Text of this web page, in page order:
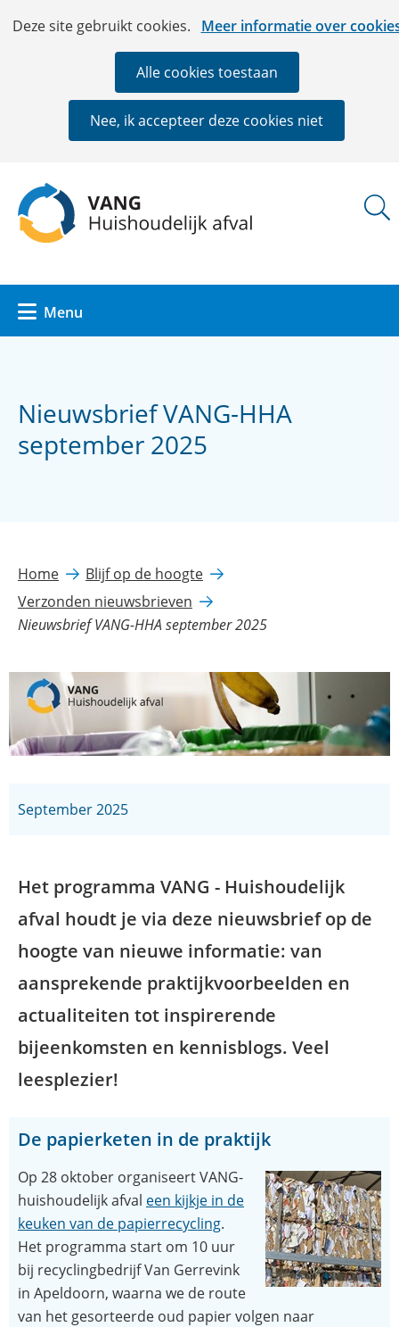
Cookies
Deze site gebruikt cookies. Meer informatie over
Hier
deze
website
worden
of
geweigerd.
Alle cookies toestaan
Nee, ik accepteer deze cookies niet
Ga
de
inhoud
Menu
Nieuwsbrief VANG-HHA
september 2025
Home
Blijf op de hoogte
Verzonden nieuwsbrieven
Nieuwsbrief VANG-HHA september 2025
September 2025
Het programma VANG - Huishoudelijk
afval houdt je via deze nieuwsbrief op de
hoogte van nieuwe informatie: van
aansprekende praktijkvoorbeelden en
actualiteiten tot inspirerende
bijeenkomsten en kennisblogs. Veel
leesplezier!
De papierketen in de praktijk
Op 28 oktober organiseert VANG-
huishoudelijk afval een kijkje in de
keuken van de papierrecycling.
Het programma start om 10 uur
bij recyclingbedrijf Van Gerrevink
in Apeldoorn, waarna we de route
van het gesorteerde oud papier volgen naar